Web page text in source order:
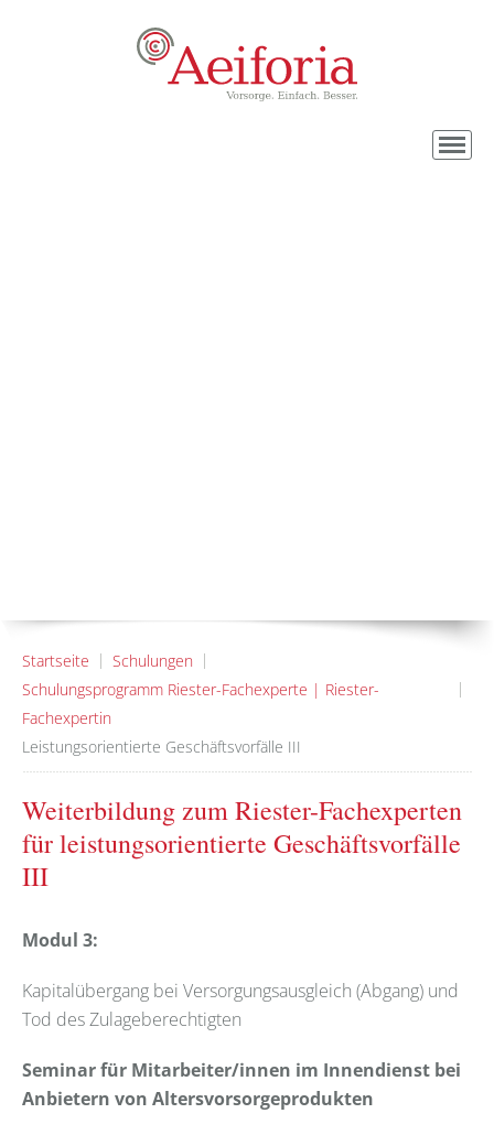
Startseite
Schulungen
Schulungsprogramm Riester-Fachexperte | Riester-
Fachexpertin
Leistungsorientierte Geschäftsvorfälle III
Weiterbildung zum Riester-Fachexperten
für leistungsorientierte Geschäftsvorfälle
III
Modul 3:
Kapitalübergang bei Versorgungsausgleich (Abgang) und
Tod des Zulageberechtigten
Seminar für Mitarbeiter/innen im Innendienst bei
Anbietern von Altersvorsorgeprodukten